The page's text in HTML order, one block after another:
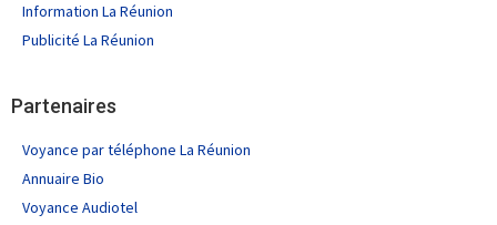
Information La Réunion
Publicité La Réunion
Partenaires
Voyance par téléphone La Réunion
Annuaire Bio
Voyance Audiotel